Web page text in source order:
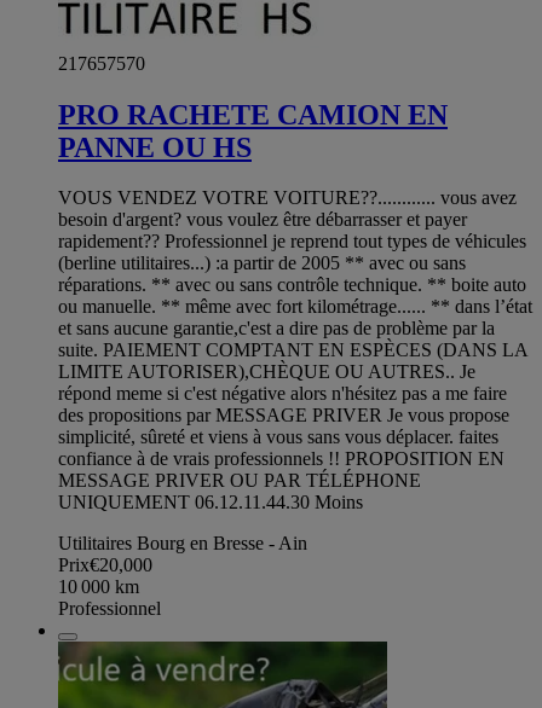
217657570
PRO RACHETE CAMION EN
PANNE OU HS
VOUS VENDEZ VOTRE VOITURE??............ vous avez
besoin d'argent? vous voulez être débarrasser et payer
rapidement?? Professionnel je reprend tout types de véhicules
(berline utilitaires...) :a partir de 2005 ** avec ou sans
réparations. ** avec ou sans contrôle technique. ** boite auto
ou manuelle. ** même avec fort kilométrage...... ** dans l’état
et sans aucune garantie,c'est a dire pas de problème par la
suite. PAIEMENT COMPTANT EN ESPÈCES (DANS LA
LIMITE AUTORISER),CHÈQUE OU AUTRES.. Je
répond meme si c'est négative alors n'hésitez pas a me faire
des propositions par MESSAGE PRIVER Je vous propose
simplicité, sûreté et viens à vous sans vous déplacer. faites
confiance à de vrais professionnels !! PROPOSITION EN
MESSAGE PRIVER OU PAR TÉLÉPHONE
UNIQUEMENT 06.12.11.44.30 Moins
Utilitaires Bourg en Bresse - Ain
Prix€20,000
10 000 km
Professionnel